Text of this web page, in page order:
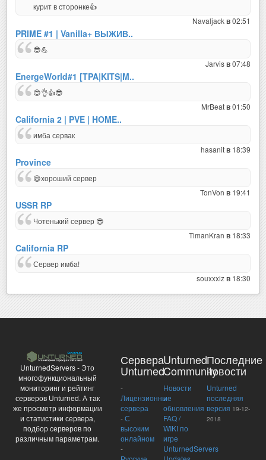
курит в сторонке👍
Navaljackв02:51
PRIME #1 | Vanilla+ ВЫЖИВ..
😎💪
Jarvisв07:48
EnergeWorld#1 [TPA|KITS|M..
😍👌👍😎
MrBeatв01:50
California 2 | PVE | HOME..
имба сервак
hasanitв 18:39
Province
😄хороший сервер
TonVon в 19:41
USSR RP
Чотенький сервер 😎
TimanKran в 18:33
California RP
Сервер имба!
souxxxizв 18:30
UnturnedServers - Это
многофункциональный
мониторинг и рейтинг
серверов Unturned. А так
же просмотр информации
и статистики сервера,
подбор серверов по
различным параметрам.
Сервера
Unturned
-
Лицензионные
сервера
-С
высоким
онлайном
-
Unturned
Community
Новости
и
обновления
FAQ /
WIKI по
игре
UnturnedServers
Последние
новости
Unturned
последняя
версия 19-12-
2018